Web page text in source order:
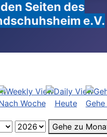
Seiten des
e.V.
Woche Heute
Gehe zu